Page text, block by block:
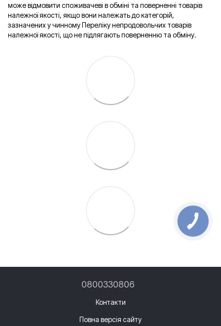
може відмовити споживачеві в обміні та поверненні товарів
належної якості, якщо вони належать до категорій,
зазначених у чинному Переліку непродовольчих товарів
належної якості, що не підлягають поверненню та обміну.
0800330806
Контакти
Повна версія сайту